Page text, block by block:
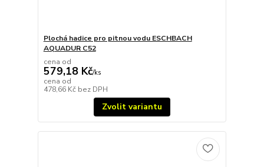
Plochá hadice pro pitnou vodu ESCHBACH
AQUADUR C52
cena od
579,18 Kč/ks
cena od
478,66 Kč bez DPH
Zvolit variantu